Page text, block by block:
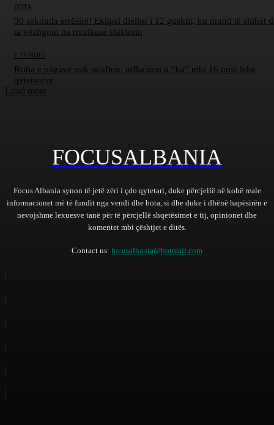
BOTA
90 sekonda errësirë! Eklipsi diellor i 12 gushtit, ku mund të shihet
ta vëzhgoni pa rrezikuar shikimin
E FUNDIT
Rritja e pagave nuk mjafton, inflacioni u “ha” mbi 16 mijë lekë
qytetarëve
Load more
FOCUSALBANIA
Focus Albania synon të jetë zëri i çdo qytetari, duke përcjellë në kohë reale
informacionet më të fundit nga vendi dhe bota, si dhe duke i dhënë hapësirën e
nevojshme lexuesve tanë për të përcjellë shqetësimet e tij, opinionet dhe
komentet mbi çështjet e ditës.
Contact us: focusalbania@hotmail.com